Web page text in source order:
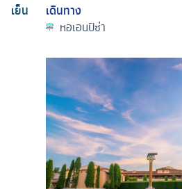
เย็น
เดินทาง
หอเอนปิซ่า